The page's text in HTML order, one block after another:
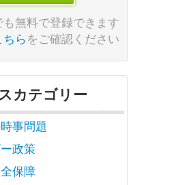
無料で登録できます
ちらをご確認ください
カテゴリー
事問題
政策
保障